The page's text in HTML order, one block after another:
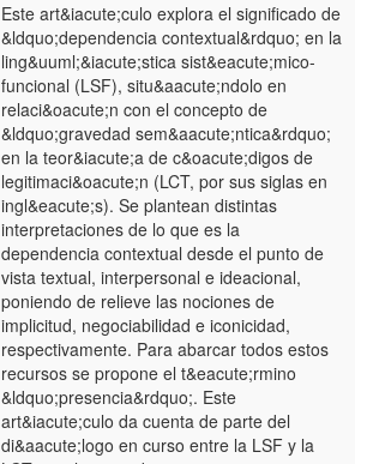
Este art&iacute;culo explora el significado de
&ldquo;dependencia contextual&rdquo; en la
ling&uuml;&iacute;stica sist&eacute;mico-
funcional (LSF), situ&aacute;ndolo en
relaci&oacute;n con el concepto de
&ldquo;gravedad sem&aacute;ntica&rdquo;
en la teor&iacute;a de c&oacute;digos de
legitimaci&oacute;n (LCT, por sus siglas en
ingl&eacute;s). Se plantean distintas
interpretaciones de lo que es la
dependencia contextual desde el punto de
vista textual, interpersonal e ideacional,
poniendo de relieve las nociones de
implicitud, negociabilidad e iconicidad,
respectivamente. Para abarcar todos estos
recursos se propone el t&eacute;rmino
&ldquo;presencia&rdquo;. Este
art&iacute;culo da cuenta de parte del
di&aacute;logo en curso entre la LSF y la